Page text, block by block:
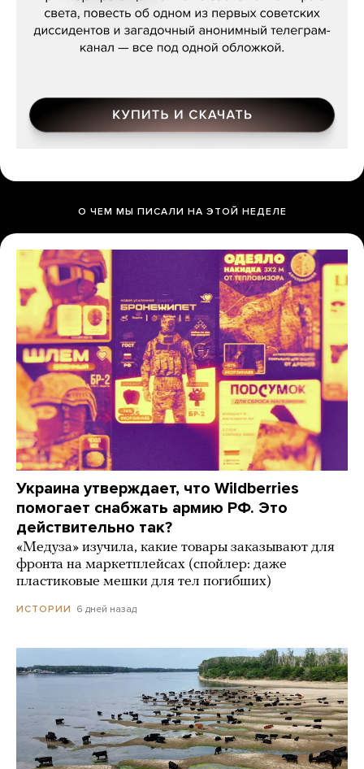
О ЧЕМ МЫ ПИСАЛИ НА ЭТОЙ НЕДЕЛЕ
Украина утверждает, что Wildberries
помогает снабжать армию РФ. Это
действительно так?
«Медуза» изучила, какие товары заказывают для
фронта на маркетплейсах (спойлер: даже
пластиковые мешки для тел погибших)
ИСТОРИИ 6 дней назад